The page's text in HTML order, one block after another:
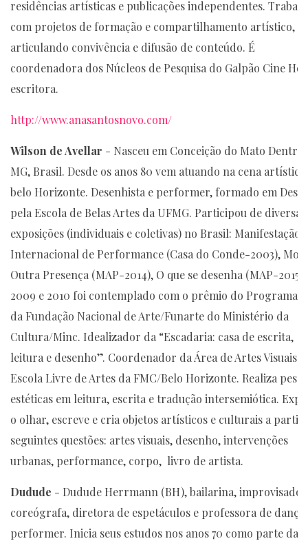
residências artísticas e publicações independentes.
com projetos de formação e compartilhamento artístico,
articulando convivência e difusão de conteúdo. É
coordenadora dos Núcleos de Pesquisa do Galpão Cine
escritora.
http://www.anasantosnovo.com/
Wilson de Avellar - Nasceu em Conceição do Mato Dentro,
MG, Brasil. Desde os anos 80 vem atuando na cena artística
belo Horizonte. Desenhista e performer, formado em
pela Escola de Belas Artes da UFMG. Participou de diversas
exposições (individuais e coletivas) no Brasil: Manifestação
Internacional de Performance (Casa do Conde-2003),
Outra Presença (MAP-2014), O que se desenha (MAP-2015)
2009 e 2010 foi contemplado com o prêmio do Programa
da Fundação Nacional de Arte/Funarte do Ministério da
Cultura/Minc. Idealizador da “Escadaria: casa de escrita,
leitura e desenho”. Coordenador da Área de Artes Visuais
Escola Livre de Artes da FMC/Belo Horizonte. Realiza
estéticas em leitura, escrita e tradução intersemiótica.
o olhar, escreve e cria objetos artísticos e culturais a partir
seguintes questões: artes visuais, desenho, intervenções
urbanas, performance, corpo, livro de artista.
Dudude - Dudude Herrmann (BH), bailarina,
coreógrafa, diretora de espetáculos e professora de dança,
performer. Inicia seus estudos nos anos 70 como parte da